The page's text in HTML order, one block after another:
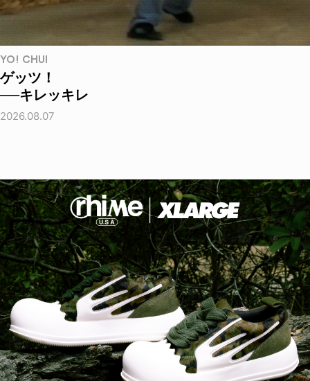
YO! CHUI
ゲッツ！
──キレッキレ
2026.08.07